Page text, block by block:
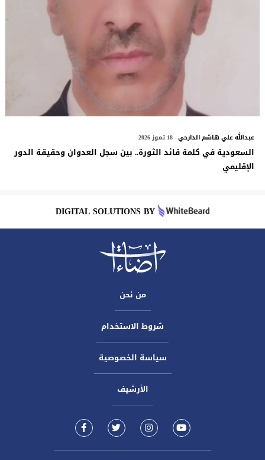
عبدالله علي هاشم الذارحي- 18 تموز 2026
السعودية في كلمة قائد الثورة.. بين سجل العدوان وحقيقة الدور
الإقليمي
DIGITAL SOLUTIONS BY
من نحن
شروط الاستخدام
سياسة الخصوصية
الأرشيف